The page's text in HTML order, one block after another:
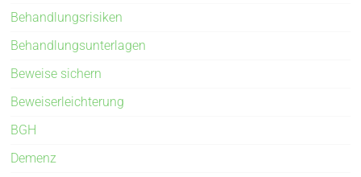
Behandlungsrisiken
Behandlungsunterlagen
Beweise sichern
Beweiserleichterung
BGH
Demenz